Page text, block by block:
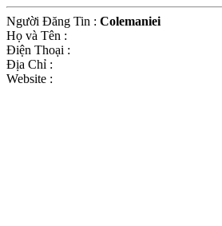
Người Đăng Tin : Colemaniei
Họ và Tên :
Điện Thoại :
Địa Chỉ :
Website :